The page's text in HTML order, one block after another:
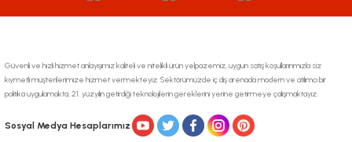
Gönder
Güvenli ve hızlı hizmet anlayışımız kaliteli ve nitelikli ürün yelpazemiz, uygun satış koşullarınmızla siz
kıymetli müşterilerimize hizmet vermekteyiz. Sektörümüzde iç dış arenada modern ve atılımcı bir
politika uygulamakta, 21. yüzyılın getirdiği teknolojilerin gereklerini yerine getirmeye çalışmaktayız.
Sosyal Medya Hesaplarımız